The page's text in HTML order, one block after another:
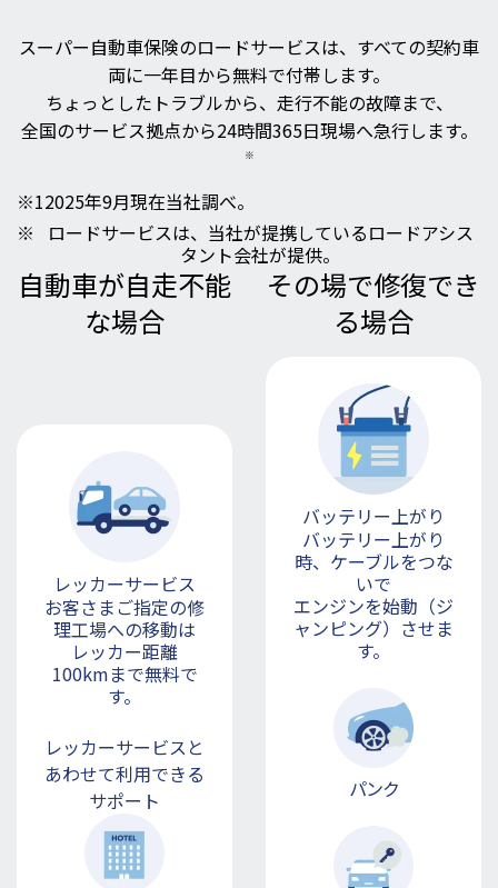
スーパー自動車保険のロードサービスは、すべての契約車
両に一年目から無料で付帯します。
ちょっとしたトラブルから、走行不能の故障まで、
全国のサービス拠点から24時間365日現場へ急行します。
※
※12025年9月現在当社調べ。
※
ロードサービスは、当社が提携しているロードアシス
タント会社が提供。
自動車が自走不能
な場合
レッカーサービス
お客さまご指定の修
理工場への移動は
レッカー距離
100kmまで無料で
す。
レッカーサービスと
あわせて利用できる
サポート
その場で修復でき
る場合
バッテリー上がり
バッテリー上がり
時、ケーブルをつな
いで
エンジンを始動（ジ
ャンピング）させま
す。
パンク